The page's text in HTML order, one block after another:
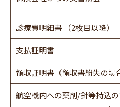
診療費明細書 （2枚目以降）
支払証明書
領収証明書（領収書紛失の場
航空機内への薬剤/針等持込